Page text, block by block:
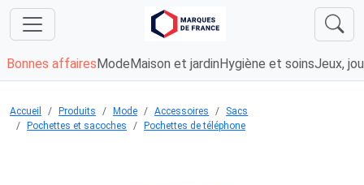
Bonnes affaires Mode Maison et jardin Hygiène et soinsJeux,
Accueil Produits Mode Accessoires
Sacs
Pochettes et sacoches
Pochettes de téléphone